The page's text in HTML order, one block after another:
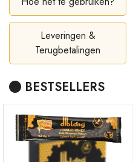
Leveringen &
Terugbetalingen
BESTSELLERS